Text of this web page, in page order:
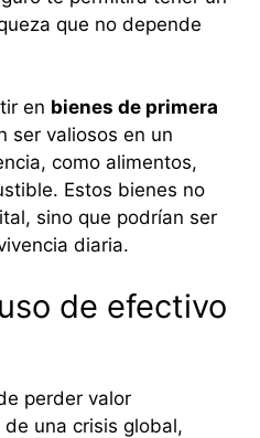
que no depende
en bienes de primera
ser valiosos en un
como alimentos,
Estos bienes no
sino que podrían ser
diaria.
de efectivo
perder valor
una crisis global,